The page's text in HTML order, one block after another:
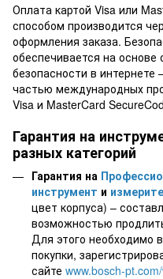
Оплата картой Visa или
способом производится
оформления заказа.
обеспечивается на основе
безопасности в интернете
частью международных
Visa и MasterCard
Гарантия на
разных категорий
Гарантия на
инструмент и
цвет корпуса) –
возможностью
Для этого необходимо
покупки,
сайте www.bosch-